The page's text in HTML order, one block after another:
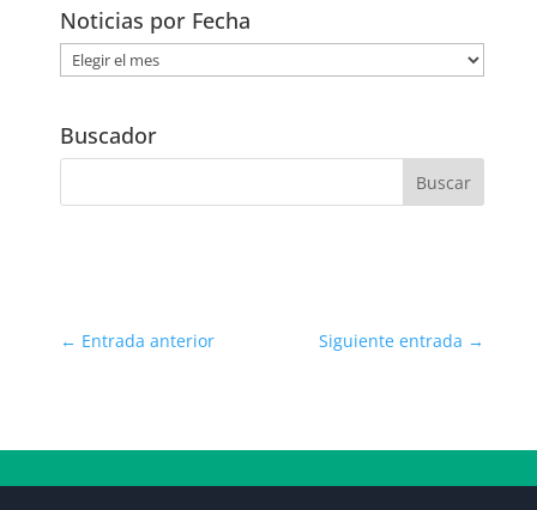
Noticias por Fecha
Noticias
por
Buscador
← Entrada anterior Siguiente entrada →